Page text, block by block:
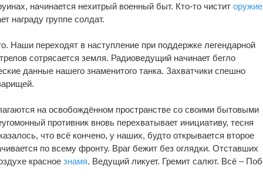
начинается нехитрый военный быт. Кто-то чиститоружие
награду группе солдат.
Наши переходят в наступление при поддержке легендарной
сотрясается земля. Радиоведущий начинает бегло
данные нашего знаменитого танка. Захватчики спешно
на освобождённом пространстве со своими бытовыми
противник вновь перехватывает инициативу, тесня
что всё кончено, у наших, будто открывается второе
по всему фронту. Враг бежит без оглядки. Отставших
красноезнамя. Ведущий ликует. Гремит салют. Всё –